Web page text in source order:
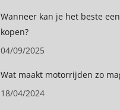
Wanneer kan je het beste
kopen?
04/09/2025
Wat maakt motorrijden zo
18/04/2024